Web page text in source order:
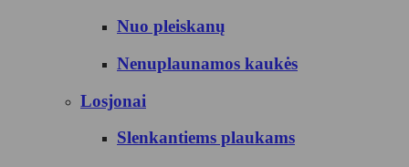
Nuo pleiskanų
Nenuplaunamos kaukės
Losjonai
Slenkantiems plaukams